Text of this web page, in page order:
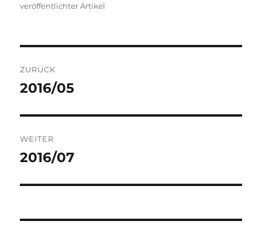
am
veröffentlichter Artikel
ZURÜCK
Vorheriger
2016/05
WEITER
Nächster
2016/07